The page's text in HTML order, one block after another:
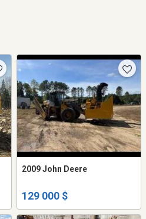
2009 John Deere
129 000 $